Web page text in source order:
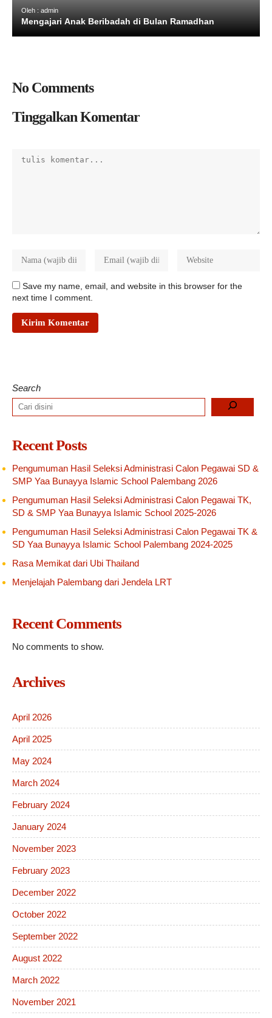
Oleh : admin
Mengajari Anak Beribadah di Bulan Ramadhan
No Comments
Tinggalkan Komentar
Save my name, email, and website in this browser for the
next time I comment.
Search
Recent Posts
Pengumuman Hasil Seleksi Administrasi Calon Pegawai SD &
SMP Yaa Bunayya Islamic School Palembang 2026
Pengumuman Hasil Seleksi Administrasi Calon Pegawai TK,
SD & SMP Yaa Bunayya Islamic School 2025-2026
Pengumuman Hasil Seleksi Administrasi Calon Pegawai TK &
SD Yaa Bunayya Islamic School Palembang 2024-2025
Rasa Memikat dari Ubi Thailand
Menjelajah Palembang dari Jendela LRT
Recent Comments
No comments to show.
Archives
April 2026
April 2025
May 2024
March 2024
February 2024
January 2024
November 2023
February 2023
December 2022
October 2022
September 2022
August 2022
March 2022
November 2021